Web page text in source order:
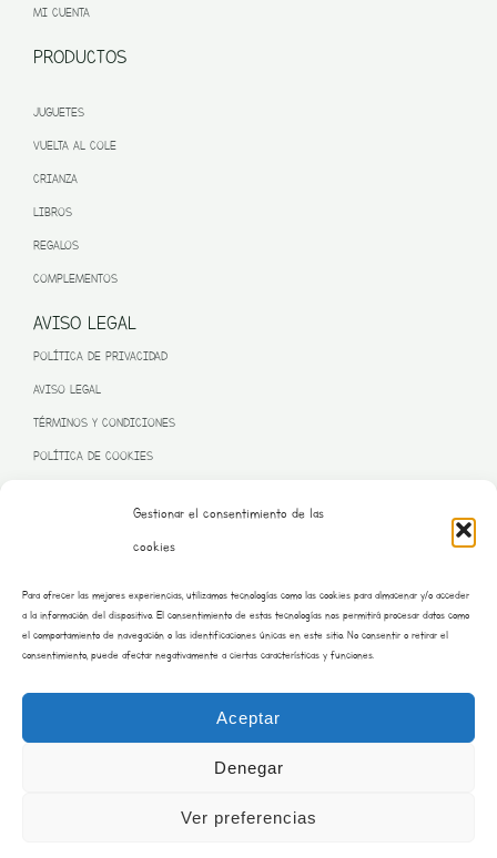
Gestionar el consentimiento de las
cookies
Para ofrecer las mejores experiencias, utilizamos tecnologías como las cookies para almacenar y/o acceder
a la información del dispositivo. El consentimiento de estas tecnologías nos permitirá procesar datos como
el comportamiento de navegación o las identificaciones únicas en este sitio. No consentir o retirar el
consentimiento, puede afectar negativamente a ciertas características y funciones.
Aceptar
Denegar
Ver preferencias
MI CUENTA
PRODUCTOS
JUGUETES
VUELTA AL COLE
CRIANZA
LIBROS
REGALOS
COMPLEMENTOS
AVISO LEGAL
POLÍTICA DE PRIVACIDAD
AVISO LEGAL
TÉRMINOS Y CONDICIONES
POLÍTICA DE COOKIES
– NEXT GENERATION EU